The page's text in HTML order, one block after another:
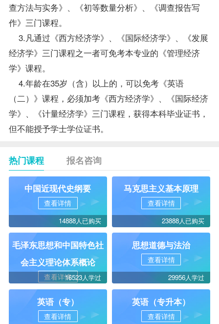
查方法与实务》、《初等数量分析》、《调查报告写
作》三门课程。
3.凡通过《西方经济学》、《国际经济学》、《发展
经济学》三门课程之一者可免考本专业的《管理经济
学》课程。
4.年龄在35岁（含）以上的，可以免考《英语
（二）》课程，必须加考《西方经济学》、《国际经济
学》、《计量经济学》三门课程，获得本科毕业证书，
但不能授予学士学位证书。
热门课程 报名咨询
中国近现代史纲要
查看详情
14888人已购买
马克思主义基本原理
查看详情
23888人已购买
毛泽东思想和中国特色社
会主义理论体系概论
查看详情16523人学过
思想道德与法治
查看详情
29956人学过
英语（专）
查看详情
英语（专升本）
查看详情